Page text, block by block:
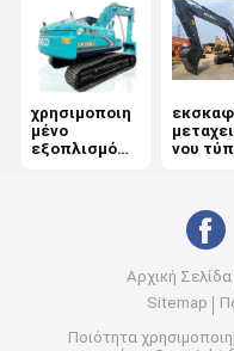
χρησιμοποιη
μένο
εξοπλισμό
νου
Αρχική Σελίδα
Sitemap
Ποιότητα